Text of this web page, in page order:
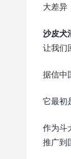
大差异
沙皮犬
让我们
据信中
它最初
作为斗
推广到